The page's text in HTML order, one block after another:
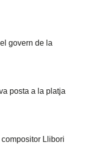
govern de la
posta a la platja
Llibori